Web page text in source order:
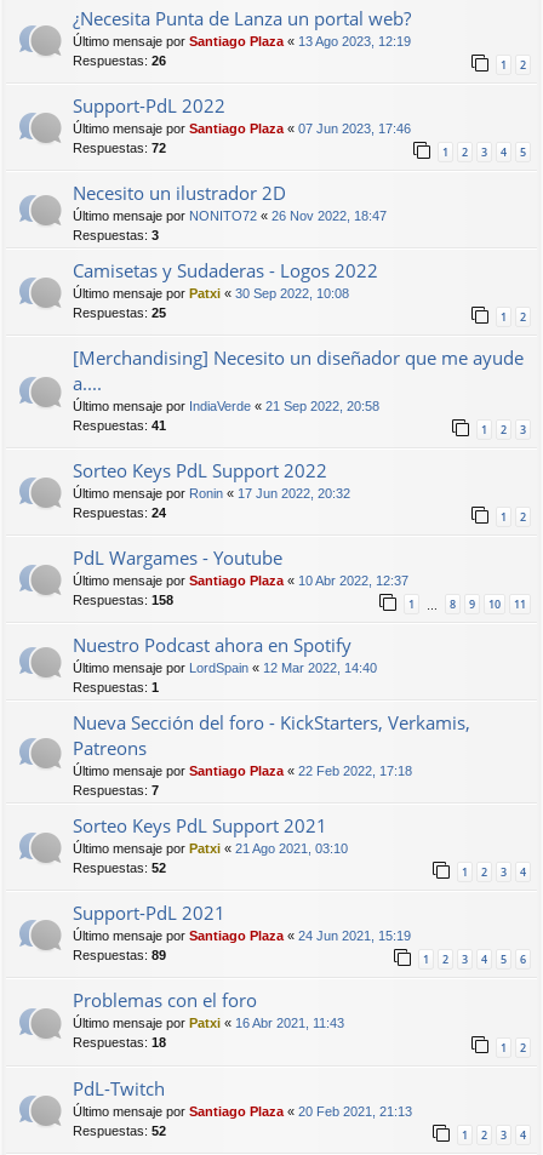
¿Necesita Punta de Lanza un portal web?
Último mensaje por Santiago Plaza « 13 Ago 2023, 12:19
Respuestas: 26 1 2
Support-PdL 2022
Último mensaje por Santiago Plaza « 07 Jun 2023, 17:46
Respuestas: 72 1 2 3 4 5
Necesito un ilustrador 2D
Último mensaje por NONITO72 « 26 Nov 2022, 18:47
Respuestas: 3
Camisetas y Sudaderas - Logos 2022
Último mensaje por Patxi « 30 Sep 2022, 10:08
Respuestas: 25 1 2
[Merchandising] Necesito un diseñador que me ayude
a....
Último mensaje por IndiaVerde « 21 Sep 2022, 20:58
Respuestas: 41 1 2 3
Sorteo Keys PdL Support 2022
Último mensaje por Ronin « 17 Jun 2022, 20:32
Respuestas: 24 1 2
PdL Wargames - Youtube
Último mensaje por Santiago Plaza « 10 Abr 2022, 12:37
Respuestas: 158 1 … 8 9 10 11
Nuestro Podcast ahora en Spotify
Último mensaje por LordSpain « 12 Mar 2022, 14:40
Respuestas: 1
Nueva Sección del foro - KickStarters, Verkamis,
Patreons
Último mensaje por Santiago Plaza « 22 Feb 2022, 17:18
Respuestas: 7
Sorteo Keys PdL Support 2021
Último mensaje por Patxi « 21 Ago 2021, 03:10
Respuestas: 52 1 2 3 4
Support-PdL 2021
Último mensaje por Santiago Plaza « 24 Jun 2021, 15:19
Respuestas: 89 1 2 3 4 5 6
Problemas con el foro
Último mensaje por Patxi « 16 Abr 2021, 11:43
Respuestas: 18 1 2
PdL-Twitch
Último mensaje por Santiago Plaza « 20 Feb 2021, 21:13
Respuestas: 52 1 2 3 4